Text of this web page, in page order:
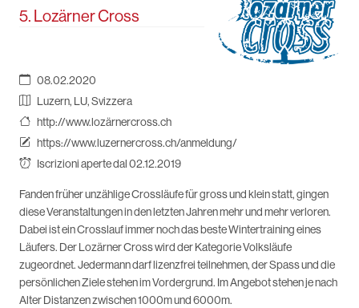
5. Lozärner Cross
08.02.2020
Luzern, LU, Svizzera
http://www.lozärnercross.ch
https://www.luzernercross.ch/anmeldung/
Iscrizioni aperte dal 02.12.2019
Fanden früher unzählige Crossläufe für gross und klein statt, gingen
diese Veranstaltungen in den letzten Jahren mehr und mehr verloren.
Dabei ist ein Crosslauf immer noch das beste Wintertraining eines
Läufers. Der Lozärner Cross wird der Kategorie Volksläufe
zugeordnet. Jedermann darf lizenzfrei teilnehmen, der Spass und die
persönlichen Ziele stehen im Vordergrund. Im Angebot stehen je nach
Alter Distanzen zwischen 1000m und 6000m.